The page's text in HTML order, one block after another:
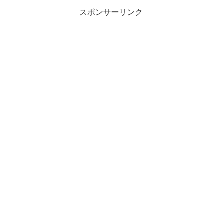
スポンサーリンク